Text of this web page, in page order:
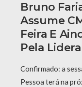
Bruno
Assume
Feira E
Pela
Confirmado: a
Pessoa terá na